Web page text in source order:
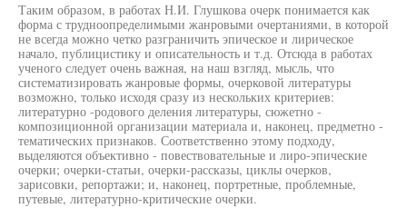
Таким образом, в работах Н.И. Глушкова очерк понимается как
форма с трудноопределимыми жанровыми очертаниями, в которой
не всегда можно четко разграничить эпическое и лирическое
начало, публицистику и описательность и т.д. Отсюда в работах
ученого следует очень важная, на наш взгляд, мысль, что
систематизировать жанровые формы, очерковой литературы
возможно, только исходя сразу из нескольких критериев:
литературно -родового деления литературы, сюжетно -
композиционной организации материала и, наконец, предметно -
тематических признаков. Соответственно этому подходу,
выделяются объективно - повествовательные и лиро-эпические
очерки; очерки-статьи, очерки-рассказы, циклы очерков,
зарисовки, репортажи; и, наконец, портретные, проблемные,
путевые, литературно-критические очерки.